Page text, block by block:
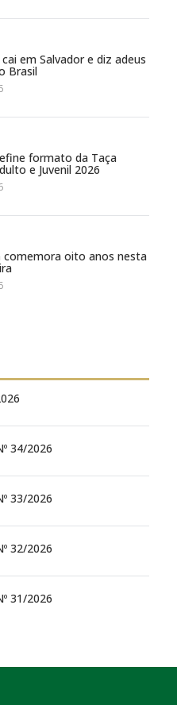
em Salvador e diz adeus
Brasil
formato da Taça
e Juvenil 2026
comemora oito anos nesta
34/2026
33/2026
32/2026
31/2026